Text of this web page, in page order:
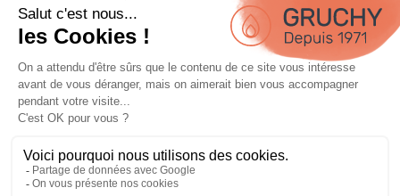
Paiement sécurisé en 12 fois avec Alma
Paiement 100% sécurisé par 3D Secure et possible en 3,